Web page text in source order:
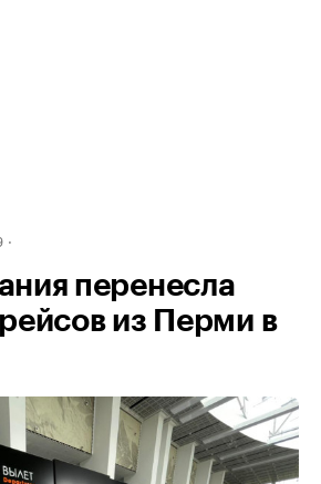
перенесла
из Перми в